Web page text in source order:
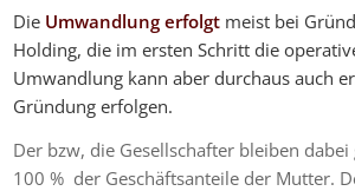
Die Umwandlung erfolgt meist bei
Holding, die im ersten Schritt die
Umwandlung kann aber durchaus auch
Gründung erfolgen.
Der bzw, die Gesellschafter bleiben
100 % der Geschäftsanteile der Mutter.